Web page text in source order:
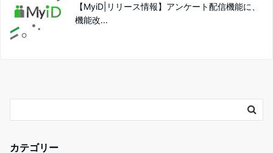
【MyiD|リリース情報】アンケート配信機能に、
機能改...
カテゴリー